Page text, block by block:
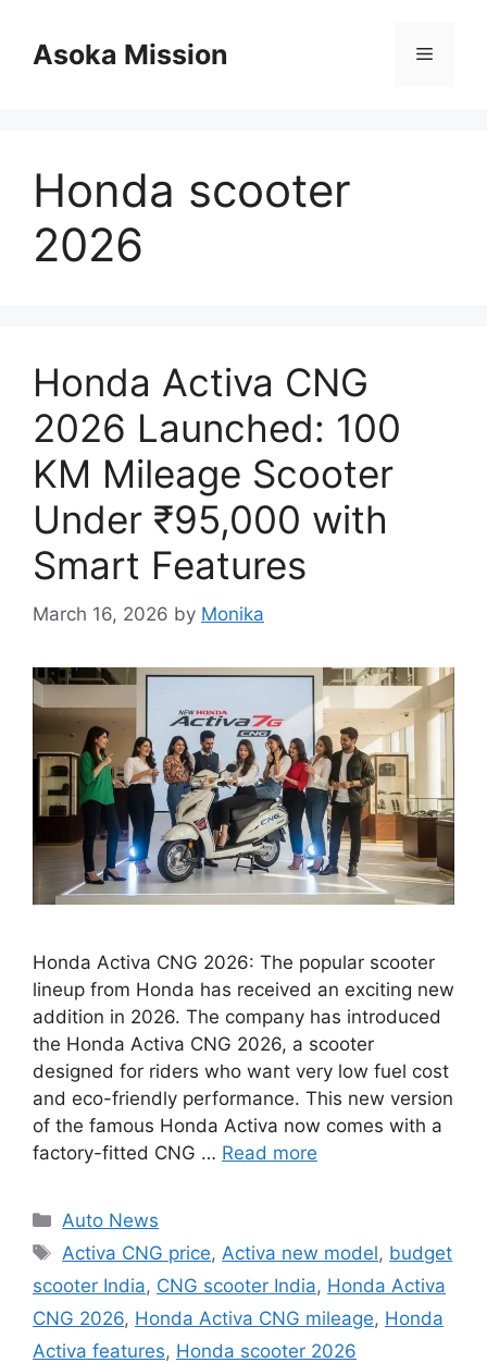
contentAsoka Mission Menu
Honda scooter
2026
Honda Activa CNG
2026 Launched: 100
KM Mileage Scooter
Under ₹95,000 with
Smart Features
March 16, 2026 by Monika
Honda Activa CNG 2026: The popular scooter
lineup from Honda has received an exciting new
addition in 2026. The company has introduced
the Honda Activa CNG 2026, a scooter
designed for riders who want very low fuel cost
and eco-friendly performance. This new version
of the famous Honda Activa now comes with a
factory-fitted CNG … Read more
Categories
Auto News
Tags
Activa CNG price, Activa new model, budget
scooter India, CNG scooter India, Honda Activa
CNG 2026, Honda Activa CNG mileage, Honda
Activa features, Honda scooter 2026